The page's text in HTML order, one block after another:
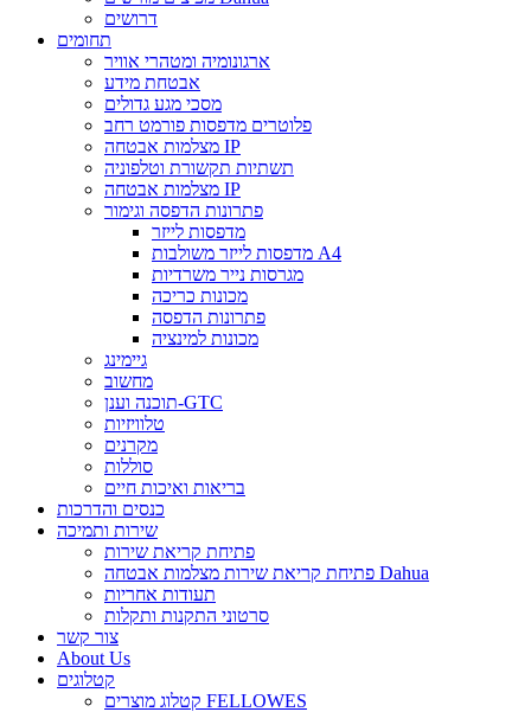
דרושים
תחומים
ארגונומיה ומטהרי אוויר
אבטחת מידע
מסכי מגע גדולים
פלוטרים מדפסות פורמט רחב
מצלמות אבטחה IP
תשתיות תקשורת וטלפוניה
מצלמות אבטחה IP
פתרונות הדפסה וגימור
מדפסות לייזר
מדפסות לייזר משולבות A4
מגרסות נייר משרדיות
מכונות כריכה
פתרונות הדפסה
מכונות למינציה
גיימינג
מחשוב
תוכנה וענן-GTC
טלוויזיות
מקרנים
סוללות
בריאות ואיכות חיים
כנסים והדרכות
שירות ותמיכה
פתיחת קריאת שירות
פתיחת קריאת שירות מצלמות אבטחה Dahua
תעודות אחריות
סרטוני התקנות ותקלות
צור קשר
About Us
קטלוגים
קטלוג מוצרים FELLOWES